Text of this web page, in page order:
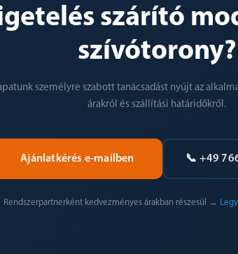
szárító
szívótorony?
személyre szabott tanácsadást nyújt az
árakról és szállítási határidőkről.
Ajánlatkérés e-mailben 📞 +49
Rendszerpartnerként kedvezményes árakban részesül →